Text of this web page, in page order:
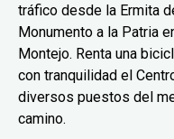
tráfico desde la Ermita
Monumento a la Patria
Montejo. Renta una
con tranquilidad el
diversos puestos del
camino.